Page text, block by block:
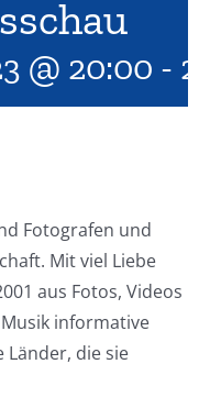
@ 20:00 -
Fotografen und
Mit viel Liebe
aus Fotos, Videos
informative
die sie